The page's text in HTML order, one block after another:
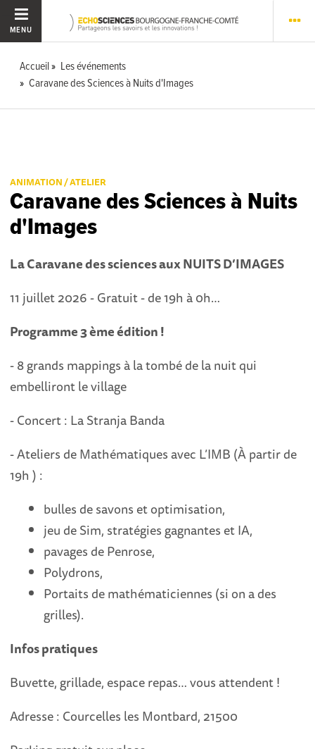
MENU
Accueil
Les événements
Caravane des Sciences à Nuits d'Images
ANIMATION / ATELIER
Caravane des Sciences à Nuits
d'Images
La Caravane des sciences aux NUITS D’IMAGES
11 juillet 2026 - Gratuit - de 19h à 0h…
Programme 3 ème édition !
- 8 grands mappings à la tombé de la nuit qui
embelliront le village
- Concert : La Stranja Banda
- Ateliers de Mathématiques avec L’IMB (À partir de
19h ) :
bulles de savons et optimisation,
jeu de Sim, stratégies gagnantes et IA,
pavages de Penrose,
Polydrons,
Portaits de mathématiciennes (si on a des
grilles).
Infos pratiques
Buvette, grillade, espace repas… vous attendent !
Adresse : Courcelles les Montbard, 21500